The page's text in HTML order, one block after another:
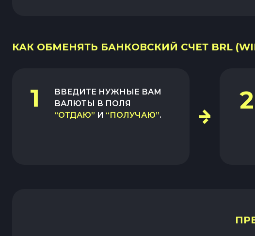
КАК ОБМЕНЯТЬ БАНКОВСКИЙ СЧЕТ BRL
1
ВВЕДИТЕ НУЖНЫЕ ВАМ
ВАЛЮТЫ В ПОЛЯ
“ОТДАЮ” И “ПОЛУЧАЮ”.
2